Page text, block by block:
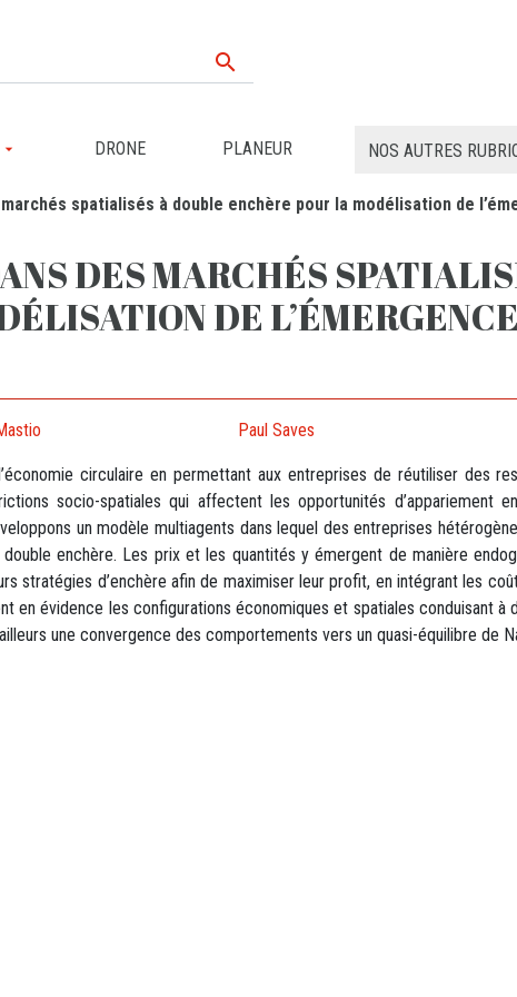

DRONE PLANEUR NOS AUTRES
spatialisés à double enchère pour la modélisation de
DES MARCHÉS
DE
Paul Saves
circulaire en permettant aux entreprises de réutiliser des
socio-spatiales qui affectent les opportunités d’appariement
un modèle multiagents dans lequel des entreprises
enchère. Les prix et les quantités y émergent de manière
stratégies d’enchère afin de maximiser leur profit, en intégrant les
en évidence les configurations économiques et spatiales conduisant
une convergence des comportements vers un quasi-équilibre de